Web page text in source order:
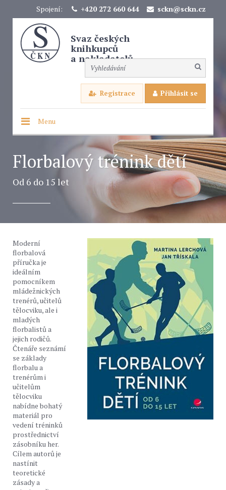
Spojení: +420 272 660 644 sckn@sckn.cz
Svaz českých
knihkupců
a nakladatelů
Registrace Přihlásit se
Menu
Florbalový trénink dětí
Od 6 do 15 let
Moderní
florbalová
příručka je
ideálním
pomocníkem
mládežnických
trenérů, učitelů
tělocviku, ale i
mladých
florbalistů a
jejich rodičů.
Čtenáře seznámí
se základy
florbalu a
trenérům i
učitelům
tělocviku
nabídne bohatý
materiál pro
vedení tréninků
prostřednictví
zásobníku her.
Cílem autorů je
nastínit
teoretické
zásady a